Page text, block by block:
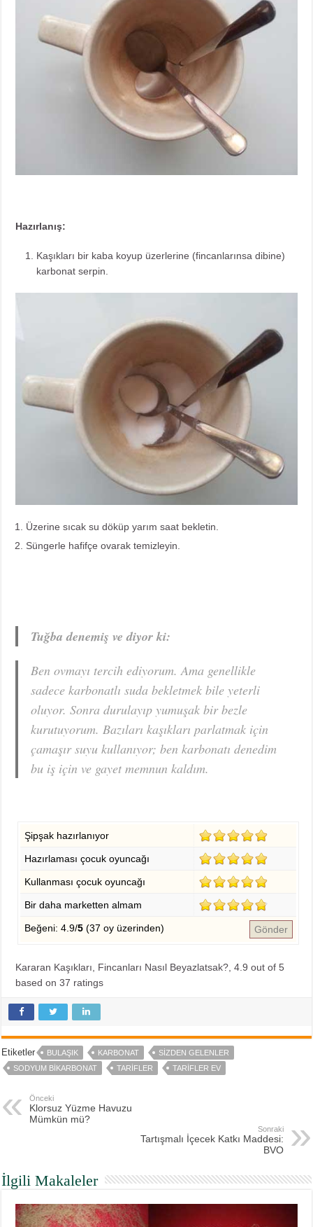
Hazırlanış:
Kaşıkları bir kaba koyup üzerlerine (fincanlarınsa dibine)
karbonat serpin.
Üzerine sıcak su döküp yarım saat bekletin.
Süngerle hafifçe ovarak temizleyin.
Tuğba denemiş ve diyor ki:
Ben ovmayı tercih ediyorum. Ama genellikle
sadece karbonatlı suda bekletmek bile yeterli
oluyor. Sonra durulayıp yumuşak bir bezle
kurutuyorum. Bazıları kaşıkları parlatmak için
çamaşır suyu kullanıyor; ben karbonatı denedim
bu iş için ve gayet memnun kaldım.
Şipşak hazırlanıyor
Hazırlaması çocuk oyuncağı
Kullanması çocuk oyuncağı
Bir daha marketten almam
Beğeni: 4.9/5(37 oy üzerinden) Gönder
Kararan Kaşıkları, Fincanları Nasıl Beyazlatsak? ,4.9 out of5
based on37 ratings
Etiketler BULAŞIK KARBONAT
SIZDEN GELENLER
SODYUM BIKARBONAT
TARIFLER TARIFLER EV
Önceki
Klorsuz Yüzme Havuzu
Mümkün mü?
Sonraki
Tartışmalı İçecek Katkı Maddesi:
BVO
İlgili Makaleler